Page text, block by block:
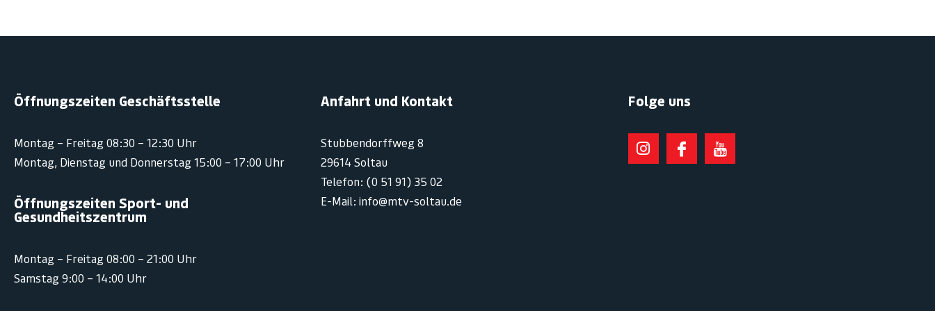
Öffnungszeiten Geschäftsstelle
Montag – Freitag 08:30 – 12:30 Uhr
Montag, Dienstag und Donnerstag 15:00 – 17:00 Uhr
Öffnungszeiten Sport- und
Gesundheitszentrum
Montag – Freitag 08:00 – 21:00 Uhr
Samstag 9:00 – 14:00 Uhr
Anfahrt und Kontakt
Stubbendorffweg 8
29614 Soltau
Telefon: (0 51 91) 35 02
E-Mail: info@mtv-soltau.de
Folge uns